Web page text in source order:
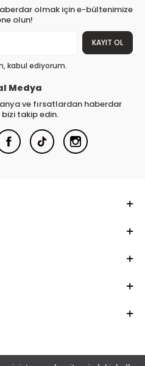
olmak için e-bültenimize
olun!
KAYIT OL
kabul ediyorum.
Medya
ve fırsatlardan haberdar
takip edin.